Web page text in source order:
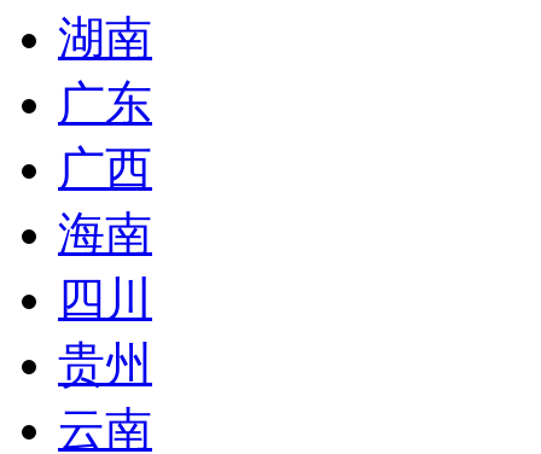
湖南
广东
广西
海南
四川
贵州
云南